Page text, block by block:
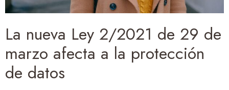
La nueva Ley 2/2021 de 29 de
marzo afecta a la protección
de datos